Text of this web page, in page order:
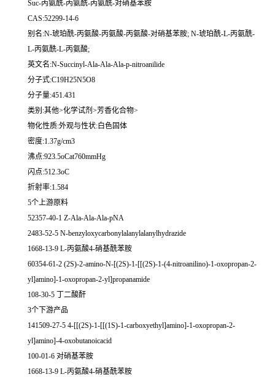
Suc-丙氨酰-丙氨酰-丙氨酰-对硝基苯胺
CAS:52299-14-6
别名:N-琥珀酰-丙氨酸-丙氨酸-丙氨酸-对硝基苯胺; N-琥珀酰-L-丙氨酰-
L-丙氨酰-L-丙氨酸;
英文名:N-Succinyl-Ala-Ala-Ala-p-nitroanilide
分子式:C19H25N5O8
分子量:451.431
类别:其他>化学试剂>芳香化合物>
物化性质:外观与性状:白色固体
密度:1.37g/cm3
沸点:923.5oCat760mmHg
闪点:512.3oC
折射率:1.584
5个上游原料
52357-40-1 Z-Ala-Ala-Ala-pNA
2483-52-5 N-benzyloxycarbonylalanylalanylhydrazide
1668-13-9 L-丙氨酸4-硝基酰苯胺
60354-61-2 (2S)-2-amino-N-[(2S)-1-[[(2S)-1-(4-nitroanilino)-1-oxopropan-2-
yl]amino]-1-oxopropan-2-yl]propanamide
108-30-5 丁二酸酐
3个下游产品
141509-27-5 4-[[(2S)-1-[[(1S)-1-carboxyethyl]amino]-1-oxopropan-2-
yl]amino]-4-oxobutanoicacid
100-01-6 对硝基苯胺
1668-13-9 L-丙氨酸4-硝基酰苯胺